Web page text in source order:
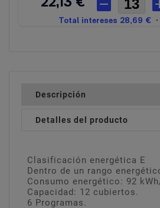
Descripción
Detalles del producto
Clasificación energética E
Dentro de un rango
Consumo energético: 92
Capacidad: 12 cubiertos.
6 Programas.